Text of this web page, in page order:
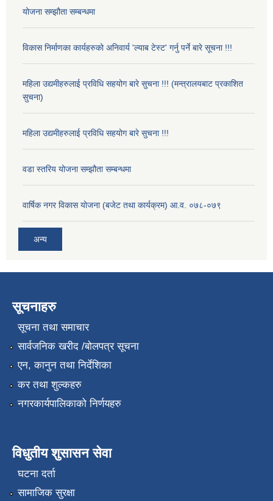
योजना सम्झौता सम्बन्धमा
विकास निर्माणका कार्यहरुको अनिवार्य 'ल्याब टेस्ट' गर्नु पर्ने बारे सूचना !!!
महिला उद्यमीहरुलाई प्रविधि सहयोग बारे सुचना !!! (मन्त्रालयबाट प्रकाशित
सुचना)
महिला उद्यमीहरुलाई प्रविधि सहयोग बारे सुचना !!!
वडा स्तरिय योजना सम्झौता सम्बन्धमा
वार्षिक नगर विकास योजना (बजेट तथा कार्यक्रम) आ.व. ०७८-०७९
अन्य
सूचनाहरु
सूचना तथा समाचार
सार्वजनिक खरीद /बोलपत्र सूचना
एन, कानुन तथा निर्देशिका
कर तथा शुल्कहरु
नगरकार्यपालिकाको निर्णयहरु
विधुतीय शुसासन सेवा
घटना दर्ता
सामाजिक सुरक्षा